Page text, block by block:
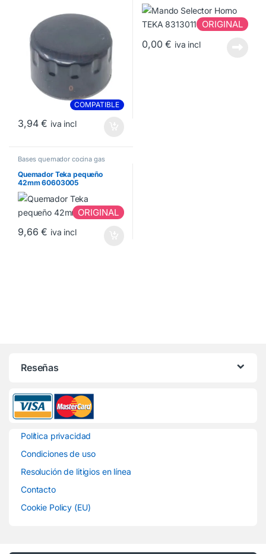
COMPATIBLE
3,94€ iva incl
ORIGINAL
0,00€ iva incl
Bases quemador cocina gas
Quemador Teka pequeño
42mm 60603005
ORIGINAL
9,66€ iva incl
Reseñas
Política privacidad
Condiciones de uso
Resolución de litigios en línea
Contacto
Cookie Policy (EU)